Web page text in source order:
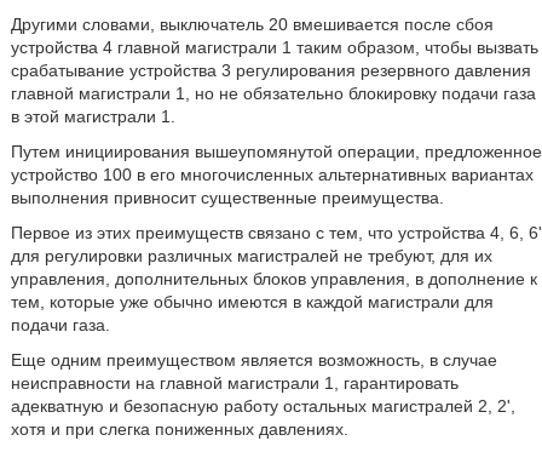
Другими словами, выключатель 20 вмешивается после сбоя
устройства 4 главной магистрали 1 таким образом, чтобы вызвать
срабатывание устройства 3 регулирования резервного давления
главной магистрали 1, но не обязательно блокировку подачи газа
в этой магистрали 1.
Путем инициирования вышеупомянутой операции, предложенное
устройство 100 в его многочисленных альтернативных вариантах
выполнения привносит существенные преимущества.
Первое из этих преимуществ связано с тем, что устройства 4, 6, 6'
для регулировки различных магистралей не требуют, для их
управления, дополнительных блоков управления, в дополнение к
тем, которые уже обычно имеются в каждой магистрали для
подачи газа.
Еще одним преимуществом является возможность, в случае
неисправности на главной магистрали 1, гарантировать
адекватную и безопасную работу остальных магистралей 2, 2',
хотя и при слегка пониженных давлениях.